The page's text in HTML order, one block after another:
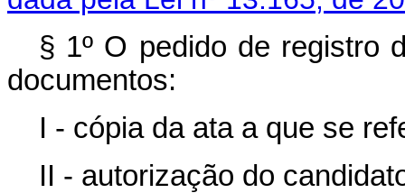
§ 1º O pedido de registro
documentos:
I - cópia da ata a que se
II - autorização do